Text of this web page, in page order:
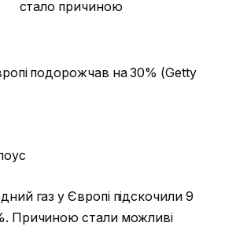
подорожчав на 30% (Getty
газ у Європі підскочили 9
Причиною стали можливі